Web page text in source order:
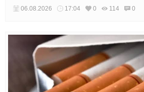
öncelediklerini söyledi. Arıkan, bu
06.08.2026 17:04 0 114 0